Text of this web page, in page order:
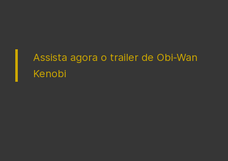
Assista agora o trailer de Obi-Wan
Kenobi